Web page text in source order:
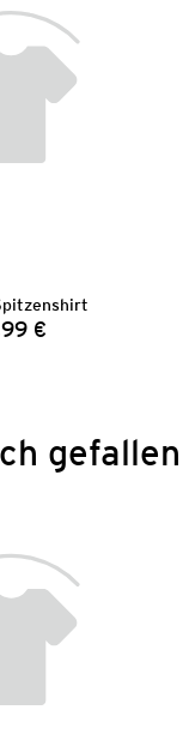
Preis:
€
gefallen